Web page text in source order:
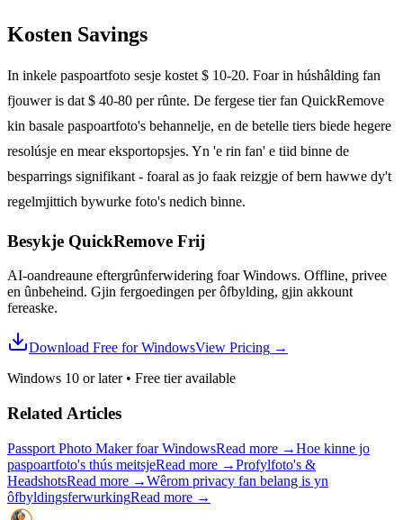
Kosten Savings
In inkele paspoartfoto sesje kostet $ 10-20. Foar in húshâlding fan
fjouwer is dat $ 40-80 per rûnte. De fergese tier fan QuickRemove
kin basale paspoartfoto's behannelje, en de betelle tiers biede hegere
resolúsje en mear eksportopsjes. Yn 'e rin fan' e tiid binne de
besparrings signifikant - foaral as jo faak reizgje of bern hawwe dy't
regelmjittich bywurke foto's nedich binne.
Besykje QuickRemove Frij
AI-oandreaune eftergrûnferwidering foar Windows. Offline, privee
en ûnbeheind. Gjin fergoedingen per ôfbylding, gjin akkount
fereaske.
Download Free for WindowsView Pricing →
Windows 10 or later• Free tier available
Related Articles
Passport Photo Maker foar WindowsRead more →Hoe kinne jo
paspoartfoto's thús meitsjeRead more →Profylfoto's &
HeadshotsRead more →Wêrom privacy fan belang is yn
ôfbyldingsferwurkingRead more →